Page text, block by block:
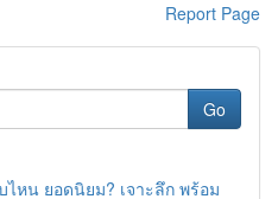
Report Page
Go
หน ยอดนิยม? เจาะลึก พร้อม